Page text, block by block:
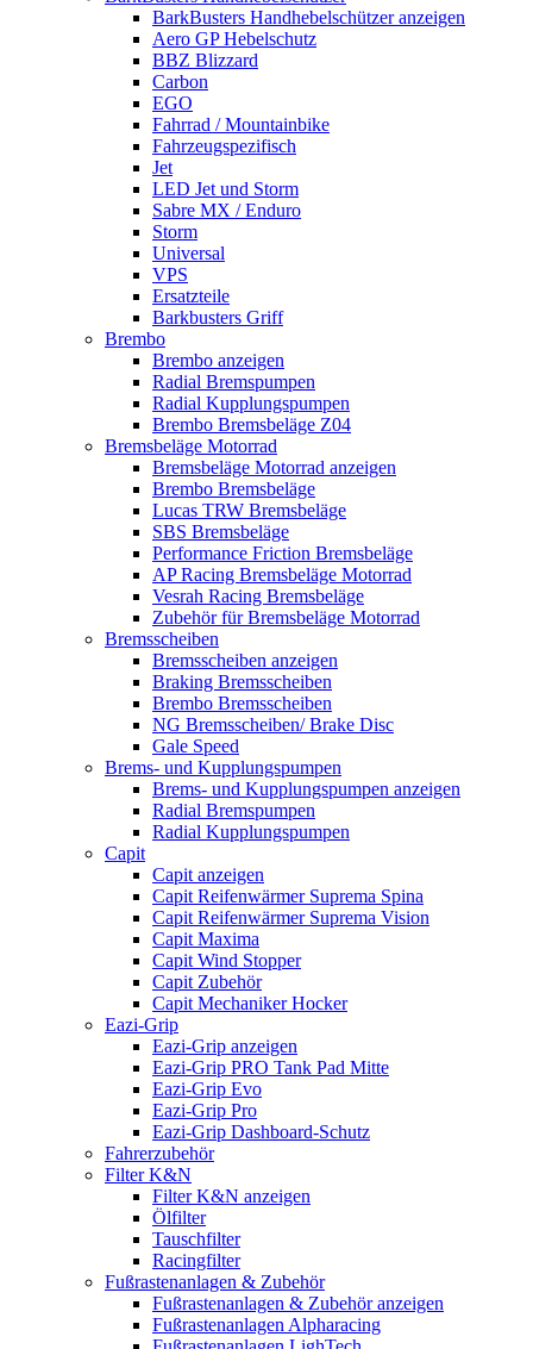
BarkBusters Handhebelschützer anzeigen
Aero GP Hebelschutz
BBZ Blizzard
Carbon
EGO
Fahrrad / Mountainbike
Fahrzeugspezifisch
Jet
LED Jet und Storm
Sabre MX / Enduro
Storm
Universal
VPS
Ersatzteile
Barkbusters Griff
Brembo
Brembo anzeigen
Radial Bremspumpen
Radial Kupplungspumpen
Brembo Bremsbeläge Z04
Bremsbeläge Motorrad
Bremsbeläge Motorrad anzeigen
Brembo Bremsbeläge
Lucas TRW Bremsbeläge
SBS Bremsbeläge
Performance Friction Bremsbeläge
AP Racing Bremsbeläge Motorrad
Vesrah Racing Bremsbeläge
Zubehör für Bremsbeläge Motorrad
Bremsscheiben
Bremsscheiben anzeigen
Braking Bremsscheiben
Brembo Bremsscheiben
NG Bremsscheiben/ Brake Disc
Gale Speed
Brems- und Kupplungspumpen
Brems- und Kupplungspumpen anzeigen
Radial Bremspumpen
Radial Kupplungspumpen
Capit
Capit anzeigen
Capit Reifenwärmer Suprema Spina
Capit Reifenwärmer Suprema Vision
Capit Maxima
Capit Wind Stopper
Capit Zubehör
Capit Mechaniker Hocker
Eazi-Grip
Eazi-Grip anzeigen
Eazi-Grip PRO Tank Pad Mitte
Eazi-Grip Evo
Eazi-Grip Pro
Eazi-Grip Dashboard-Schutz
Fahrerzubehör
Filter K&N
Filter K&N anzeigen
Ölfilter
Tauschfilter
Racingfilter
Fußrastenanlagen & Zubehör
Fußrastenanlagen & Zubehör anzeigen
Fußrastenanlagen Alpharacing